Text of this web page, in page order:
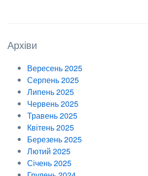
Архіви
Вересень 2025
Серпень 2025
Липень 2025
Червень 2025
Травень 2025
Квітень 2025
Березень 2025
Лютий 2025
Січень 2025